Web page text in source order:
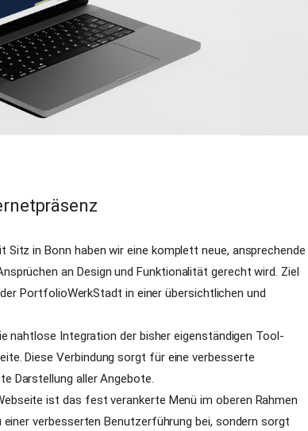
in Bonn haben wir eine komplett neue, ansprechende
an Design und Funktionalität gerecht wird. Ziel
PortfolioWerkStadt in einer übersichtlichen und
nahtlose Integration der bisher eigenständigen Tool-
Diese Verbindung sorgt für eine verbesserte
Darstellung aller Angebote.
ist das fest verankerte Menü im oberen Rahmen
verbesserten Benutzerführung bei, sondern sorgt